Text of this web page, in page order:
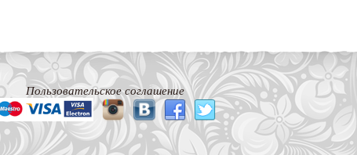
Пользовательское соглашение